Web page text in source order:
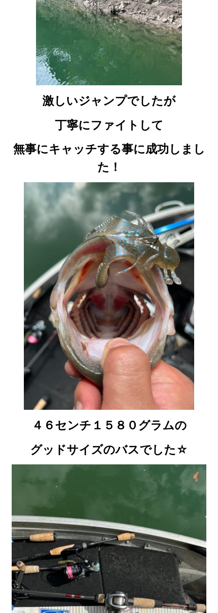
激しいジャンプでしたが
丁寧にファイトして
無事にキャッチする事に成功しまし
た！
４６センチ１５８０グラムの
グッドサイズのバスでした☆